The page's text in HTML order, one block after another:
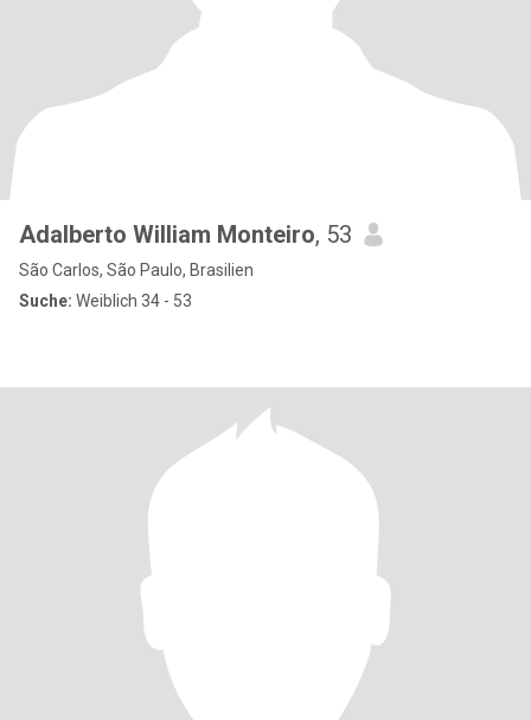
Adalberto William Monteiro, 53
São Carlos, São Paulo, Brasilien
Suche: Weiblich 34 - 53